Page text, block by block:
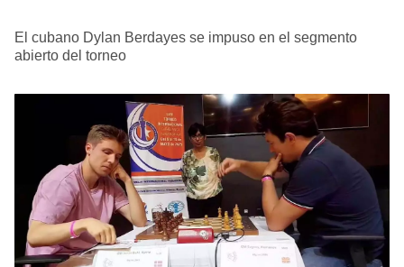
El cubano Dylan Berdayes se impuso en el segmento
abierto del torneo